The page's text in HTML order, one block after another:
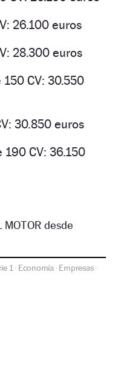
26.100 euros
28.300 euros
150 CV: 30.550
30.850 euros
190 CV: 36.150
desde
1 · Economía ·Empresas·